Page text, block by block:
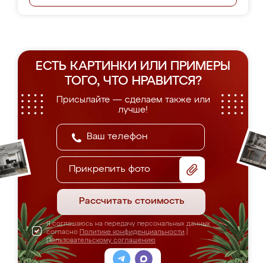
ЕСТЬ КАРТИНКИ ИЛИ ПРИМЕРЫ
ТОГО, ЧТО НРАВИТСЯ?
Присылайте — сделаем также или
лучше!
Прикрепить фото
Рассчитать стоимость
Я соглашаюсь на передачу персональных данных
согласно Политике конфиденциальности
Пользовательскому соглашению